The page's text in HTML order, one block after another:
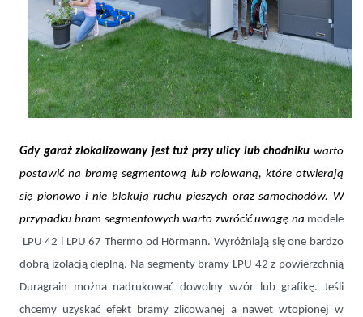
Gdy garaż zlokalizowany jest tuż przy ulicy lub chodniku warto
postawić na bramę segmentową lub rolowaną, które otwierają
się pionowo i nie blokują ruchu pieszych oraz samochodów. W
przypadku bram segmentowych warto zwrócić uwagę na modele
LPU 42 i LPU 67 Thermo od Hörmann. Wyróżniają się one bardzo
dobrą izolacją cieplną. Na segmenty bramy LPU 42 z powierzchnią
Duragrain można nadrukować dowolny wzór lub grafikę. Jeśli
chcemy uzyskać efekt bramy zlicowanej a nawet wtopionej w